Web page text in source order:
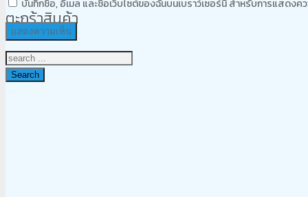
ตะกร้าสินค้า
บันทึกชื่อ, อีเมล และชื่อเว็บไซต์ของฉันบนเบราว์เซอร์นี้ สำหรับการแสดงค
Search